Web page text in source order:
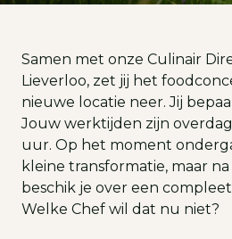
Samen met onze Culinair
Lieverloo, zet jij het
nieuwe locatie neer. Jij
Jouw werktijden zijn
uur. Op het moment
kleine transformatie, maar
beschik je over een
Welke Chef wil dat nu niet?